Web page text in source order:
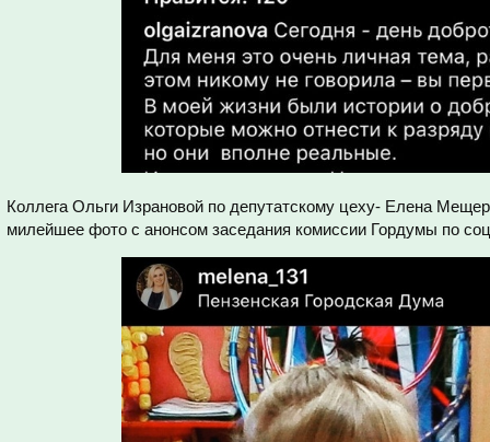
Коллега Ольги Израновой по депутатскому цеху- Елена
милейшее фото с анонсом заседания комиссии Гордумы по